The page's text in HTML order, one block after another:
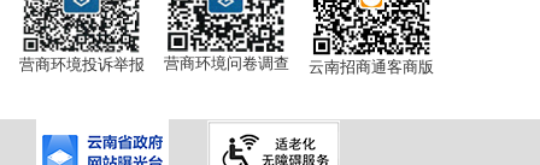
营商环境投诉举报 营商环境问卷调查 云南招商通客商版